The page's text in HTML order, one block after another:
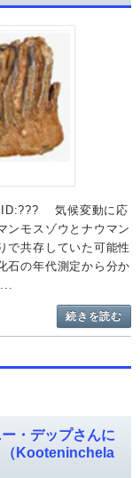
ID:??? 気候変動に応
ンモスゾウとナウマン
で共存していた可能性
石の年代測定から分か
続きを読む
・デップさんに
（Kooteninchela